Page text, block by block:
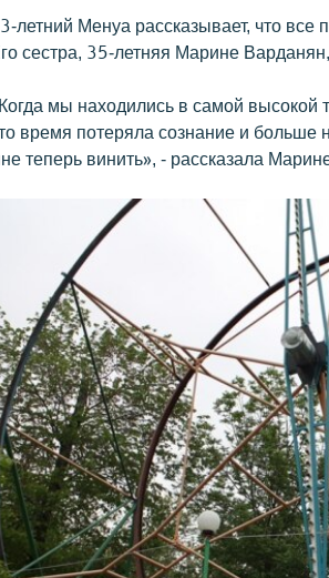
летний Менуа рассказывает, что все
сестра, 35-летняя Марине
мы находились в самой высокой
время потеряла сознание и больше
теперь винить», - рассказала